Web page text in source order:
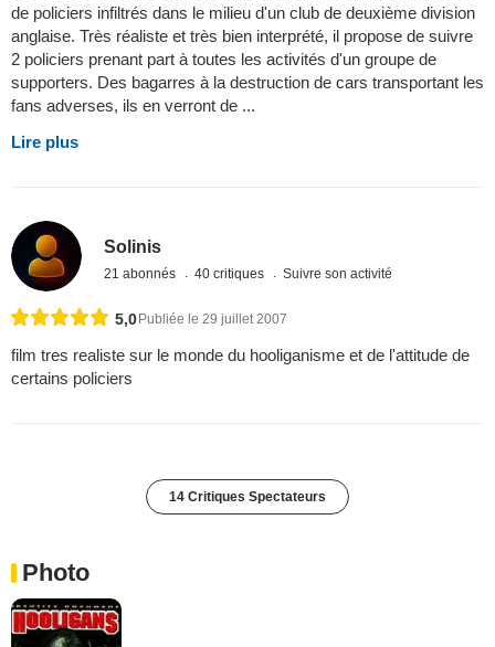
de policiers infiltrés dans le milieu d'un club de deuxième division
anglaise. Très réaliste et très bien interprété, il propose de suivre
2 policiers prenant part à toutes les activités d'un groupe de
supporters. Des bagarres à la destruction de cars transportant les
fans adverses, ils en verront de ...
Lire plus
Solinis
21 abonnés 40 critiques Suivre son activité
5,0 Publiée le 29 juillet 2007
film tres realiste sur le monde du hooliganisme et de l'attitude de
certains policiers
14 Critiques Spectateurs
Photo